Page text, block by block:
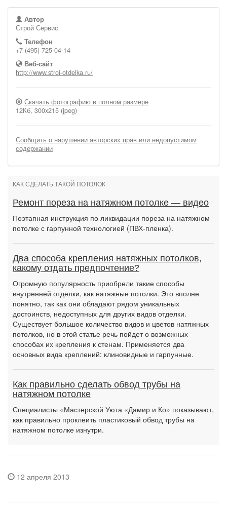
Автор
Строй Сервис
Телефон
+7 (495) 725-04-14
Веб-сайт
http://www.stroi-otdelka.ru/
Скачать фотографию в полном размере
12Кб, 300x215 (jpeg)
Сообщить о нарушении авторских прав или недопустимом
содержании
КАК СДЕЛАТЬ ТАКОЙ ПОТОЛОК
Ремонт пореза на натяжном потолке — видео
Поэтапная инструкция по ликвидации пореза на натяжном
потолке с гарпунной технологией (ПВХ-пленка).
Два способа крепления натяжных потолков,
какому отдать предпочтение?
Огромную популярность приобрели такие способы
внутренней отделки, как натяжные потолки. Это вполне
понятно, так как они обладают рядом уникальных
достоинств, недоступных для других видов отделки.
Существует большое количество видов и цветов натяжных
потолков, но в этой статье речь пойдет о возможных
способах их крепления к стенам. Применяется два
основных вида креплений: клиновидные и гарпунные.
Как правильно сделать обвод трубы на
натяжном потолке
Специалисты «Мастерской Уюта «Дамир и Ко» показывают,
как правильно проклеить пластиковый обвод трубы на
натяжном потолке изнутри.
12 апреля 2013